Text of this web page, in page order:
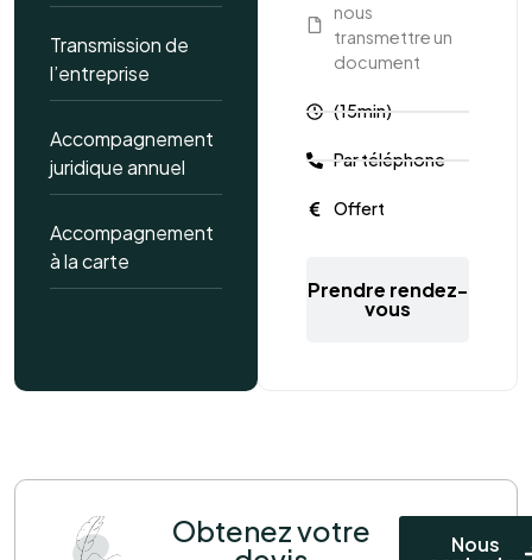
Transmission de
l’entreprise
Accompagnement
juridique annuel
Accompagnement
à la carte
nous
transmettre un
document
(15min)
Par téléphone
Offert
Prendre rendez-
vous
Obtenez votre
Nous